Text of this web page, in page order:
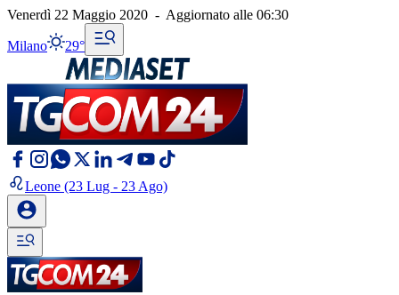
Venerdì 22 Maggio 2020 - Aggiornato alle 06:30
Milano 29°
Leone (23 Lug - 23 Ago)